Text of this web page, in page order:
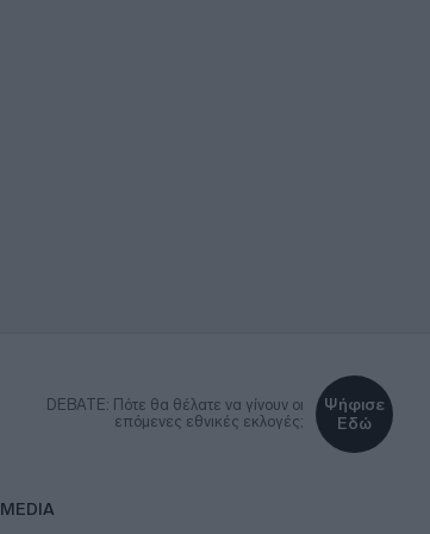
DEBATE: Πότε θα θέλατε να γίνουν οι
επόμενες εθνικές εκλογές;
Ψήφισε
Εδώ
MEDIA